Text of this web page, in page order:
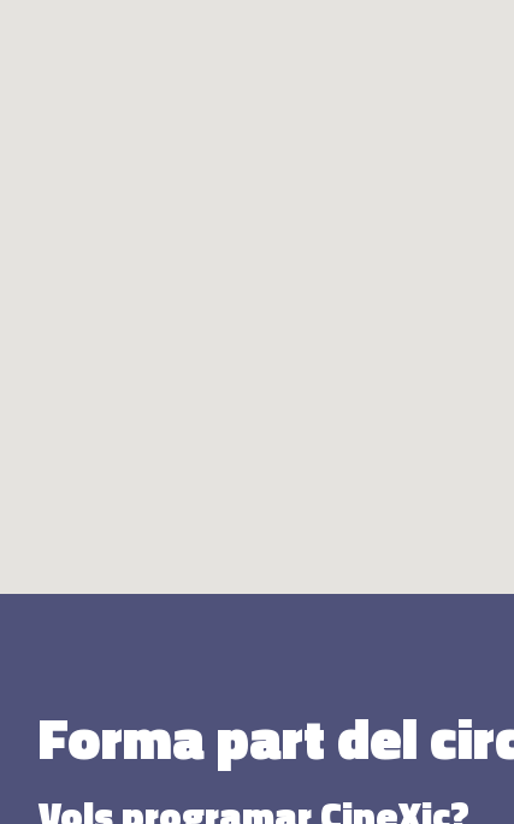
Forma part del